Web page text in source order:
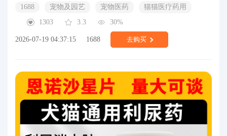
1688 宠物及园艺 宠物医药
猫猫医疗药用
1303
3.3 30%
2026-07-19 04:37:15 1688 去购买